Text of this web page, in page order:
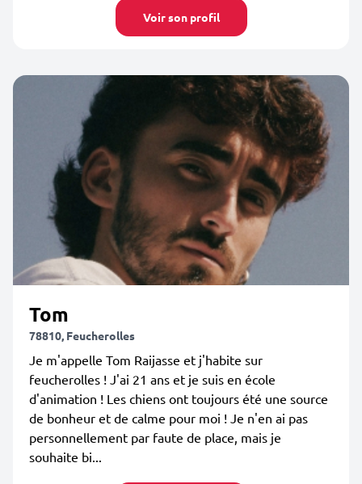
Voir son profil
Tom
78810, Feucherolles
Je m'appelle Tom Raijasse et j'habite sur
feucherolles ! J'ai 21 ans et je suis en école
d'animation ! Les chiens ont toujours été une source
de bonheur et de calme pour moi ! Je n'en ai pas
personnellement par faute de place, mais je
souhaite bi...